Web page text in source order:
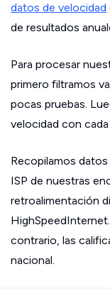
datos de velocidad
de resultados
Para procesar
primero filtramos
pocas pruebas.
velocidad con
Recopilamos
ISP de nuestras
retroalimentación
contrario, las
nacional.